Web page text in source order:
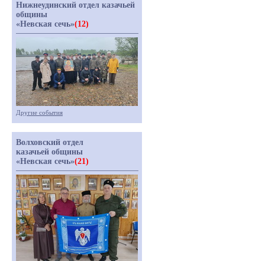
Нижнеудинский отдел казачьей
общины
«Невская сечь»(12)
Другие события
Волховский отдел
казачьей общины
«Невская сечь»(21)